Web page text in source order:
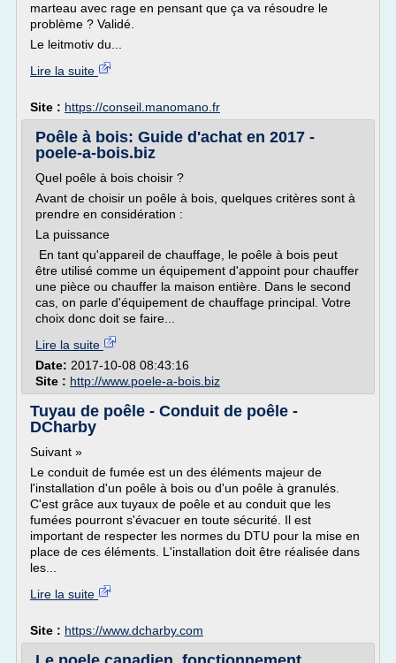
marteau avec rage en pensant que ça va résoudre le
problème ? Validé.
Le leitmotiv du...
Lire la suite
Site : https://conseil.manomano.fr
Poêle à bois: Guide d'achat en 2017 -
poele-a-bois.biz
Quel poêle à bois choisir ?
Avant de choisir un poêle à bois, quelques critères sont à
prendre en considération :
La puissance
En tant qu'appareil de chauffage, le poêle à bois peut
être utilisé comme un équipement d'appoint pour chauffer
une pièce ou chauffer la maison entière. Dans le second
cas, on parle d'équipement de chauffage principal. Votre
choix donc doit se faire...
Lire la suite
Date: 2017-10-08 08:43:16
Site : http://www.poele-a-bois.biz
Tuyau de poêle - Conduit de poêle -
DCharby
Suivant »
Le conduit de fumée est un des éléments majeur de
l'installation d'un poêle à bois ou d'un poêle à granulés.
C'est grâce aux tuyaux de poêle et au conduit que les
fumées pourront s'évacuer en toute sécurité. Il est
important de respecter les normes du DTU pour la mise en
place de ces éléments. L'installation doit être réalisée dans
les...
Lire la suite
Site : https://www.dcharby.com